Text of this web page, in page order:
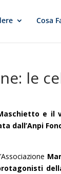
Cosa
le
e il
dall’Anpi